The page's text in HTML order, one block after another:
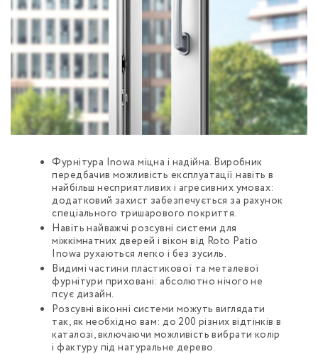
Фурнітура Inowa міцна і надійна. Виробник
передбачив можливість експлуатації навіть в
найбільш несприятливих і агресивних умовах:
додатковий захист забезпечується за рахунок
спеціального тришарового покриття.
Навіть найважчі розсувні системи для
міжкімнатних дверей і вікон від Roto Patio
Inowa рухаються легко і без зусиль.
Видимі частини пластикової та металевої
фурнітури приховані: абсолютно нічого не
псує дизайн.
Розсувні віконні системи можуть виглядати
так, як необхідно вам: до 200 різних відтінків в
каталозі, включаючи можливість вибрати колір
і фактуру під натуральне дерево.